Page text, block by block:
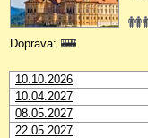
Doprava:
10.10.2026
10.04.2027
08.05.2027
22.05.2027